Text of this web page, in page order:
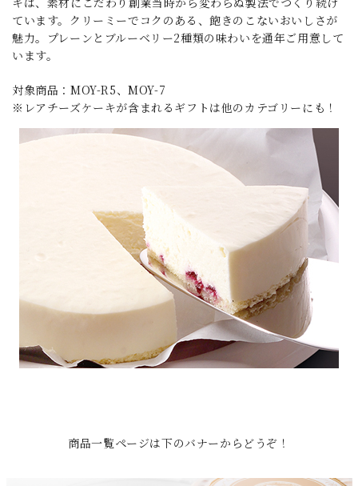
ています。クリーミーでコクのある、飽きのこないおいしさが
魅力。プレーンとブルーベリー2種類の味わいを通年ご用意して
います。
対象商品：MOY-R5、MOY-7
※レアチーズケーキが含まれるギフトは他のカテゴリーにも！
商品一覧ページは下のバナーからどうぞ！